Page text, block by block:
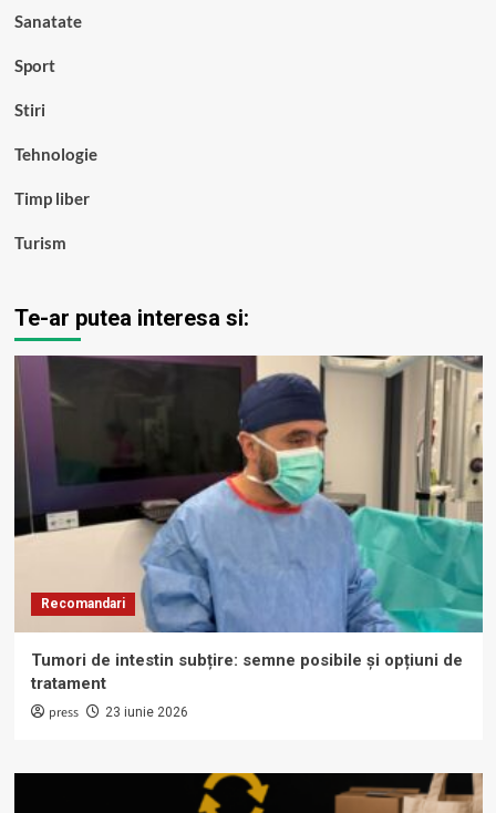
Sanatate
Sport
Stiri
Tehnologie
Timp liber
Turism
Te-ar putea interesa si:
Recomandari
Tumori de intestin subțire: semne posibile și opțiuni de
tratament
press 23 iunie 2026